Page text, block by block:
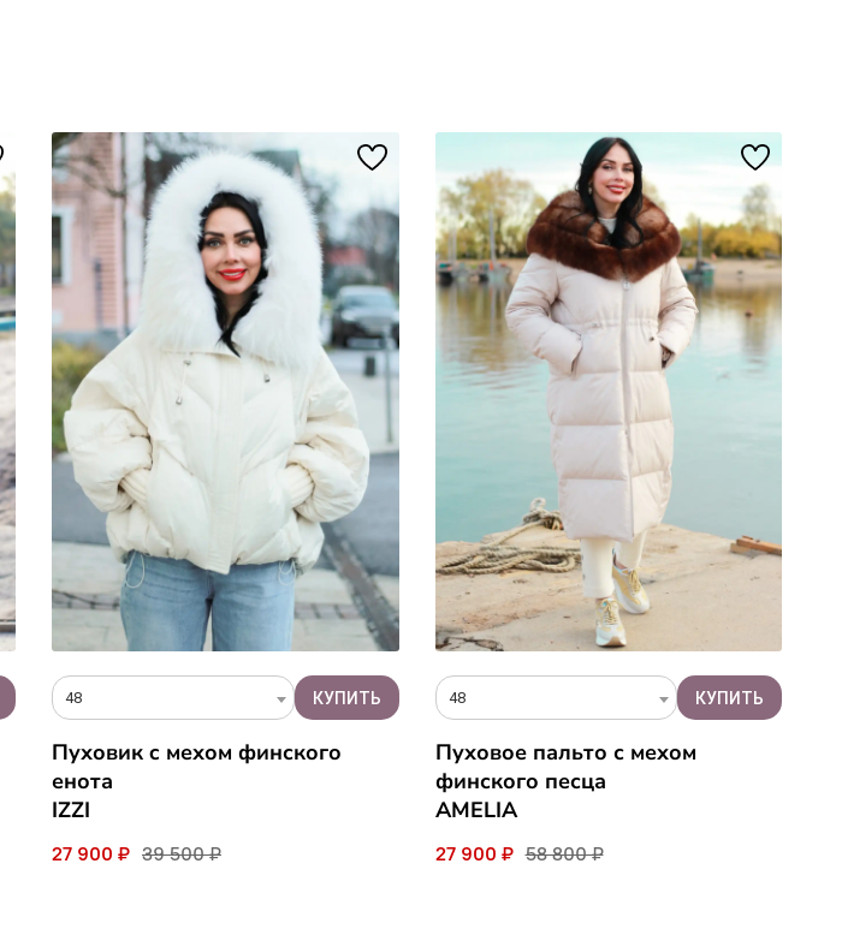
48
Пуховик c мехом финского
енота
IZZI
27 900 ₽ 39 500 ₽
48
Пуховое пальто с мехом
финского песца
AMELIA
27 900 ₽ 58 800 ₽